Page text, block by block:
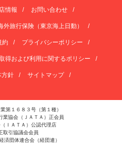
情報 お問い合わせ
外旅行保険（東京海上日動）
約 プライバシーポリシー
得および利用に関するポリシー
方針 サイトマップ
第１６８３号（第１種）
業協会（ＪＡＴＡ）正会員
ＩＡＴＡ）公認代理店
取引協議会会員
済団体連合会（経団連）